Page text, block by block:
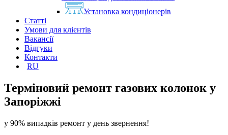
Установка кондиціонерів
Статті
Умови для клієнтів
Вакансії
Відгуки
Контакти
RU
Терміновий ремонт газових колонок у
Запоріжжі
у 90% випадків ремонт у день звернення!